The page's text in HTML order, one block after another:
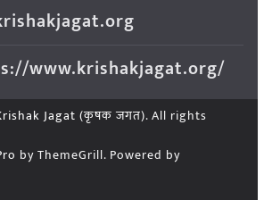
www.krishakjagat.org/
Jagat (कृषक जगत). All rights
by ThemeGrill. Powered by